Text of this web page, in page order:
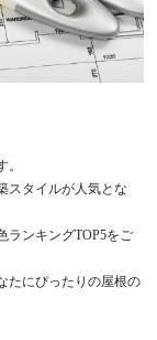
スタイルが人気とな
ランキングTOP5をご
たにぴったりの屋根の